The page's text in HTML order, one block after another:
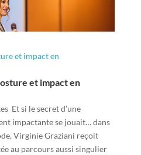
et impact en
et impact en
Et si le secret d’une
impactante se jouait… dans
Virginie Graziani reçoit
au parcours aussi singulier